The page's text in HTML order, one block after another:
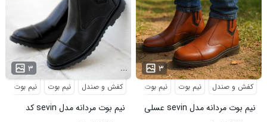
۳ ...
کفش و صندل نیم بوت نیم بوت
نیم بوت مردانه مدل sevin کد
۳ ...
کفش و صندل نیم بوت نیم بوت مردانه
نیم بوت مردانه مدل sevin عسلی